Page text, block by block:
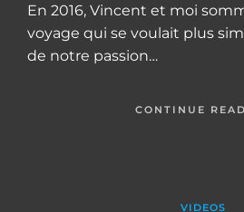
En 2016, Vincent et moi
voyage qui se voulait plus
de notre passion…
CONTINUE
VIDEOS